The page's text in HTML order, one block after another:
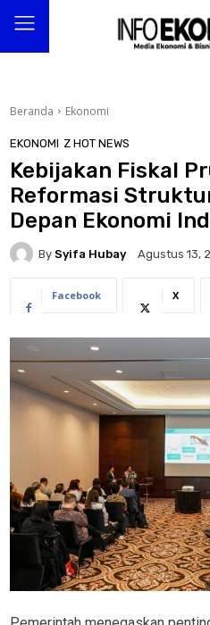
Beranda Ekonomi
EKONOMI Z HOT NEWS
Kebijakan Fiskal
Reformasi
Depan Ekonomi
By Syifa Hubay Agustus 13,
Facebook X